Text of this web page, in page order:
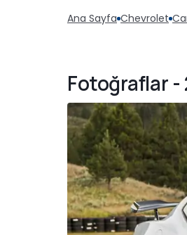
Ana Sayfa Chevrolet
Fotoğraflar -